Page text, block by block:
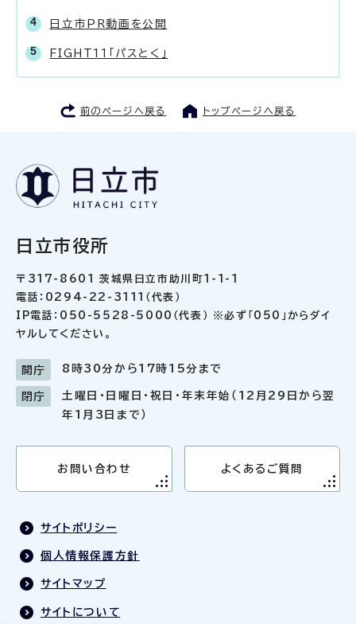
日立市PR動画を公開
FIGHT11「パスとく」
前のページへ戻る トップページへ戻る
日立市役所
〒317-8601 茨城県日立市助川町1-1-1
電話：0294-22-3111（代表）
IP電話：050-5528-5000（代表） ※必ず「050」からダイ
ヤルしてください。
開庁 8時30分から17時15分まで
閉庁
土曜日・日曜日・祝日・年末年始（12月29日から翌
年1月3日まで）
お問い合わせ よくあるご質問
サイトポリシー
個人情報保護方針
サイトマップ
サイトについて